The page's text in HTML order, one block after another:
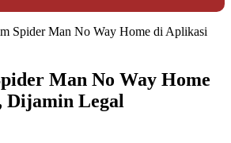
Spider Man No Way Home di Aplikasi
Man No Way Home
Dijamin Legal